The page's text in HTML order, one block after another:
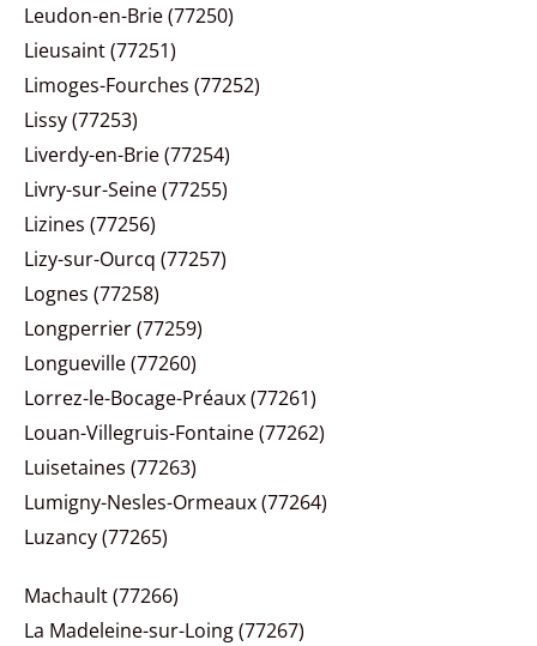
Leudon-en-Brie (77250)
Lieusaint (77251)
Limoges-Fourches (77252)
Lissy (77253)
Liverdy-en-Brie (77254)
Livry-sur-Seine (77255)
Lizines (77256)
Lizy-sur-Ourcq (77257)
Lognes (77258)
Longperrier (77259)
Longueville (77260)
Lorrez-le-Bocage-Préaux (77261)
Louan-Villegruis-Fontaine (77262)
Luisetaines (77263)
Lumigny-Nesles-Ormeaux (77264)
Luzancy (77265)
Machault (77266)
La Madeleine-sur-Loing (77267)